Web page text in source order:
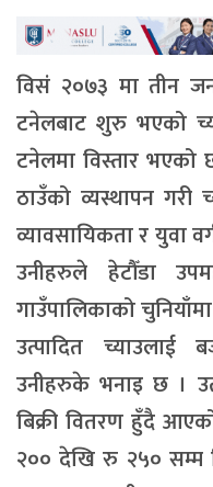
विसं २०७३ मा तीन
टनेलबाट शुरु भएको
टनेलमा विस्तार भएको
ठाउँको व्यस्थापन
व्यावसायिकता र युवा
उनीहरुले हेटौँडा
गाउँपालिकाको
उत्पादित
उनीहरुके भनाइ छ ।
बिक्री वितरण हुँदै
२०० देखि रु २५० सम्म